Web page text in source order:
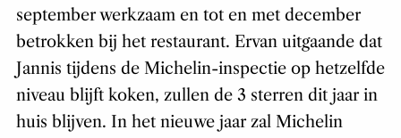
september werkzaam en tot en met december
betrokken bij het restaurant. Ervan uitgaande dat
Jannis tijdens de Michelin-inspectie op hetzelfde
niveau blijft koken, zullen de 3 sterren dit jaar in
huis blijven. In het nieuwe jaar zal Michelin